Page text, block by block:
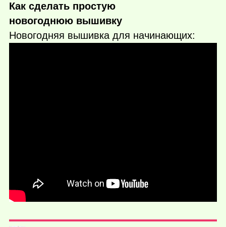
Как сделать простую
новогоднюю вышивку
Новогодняя вышивка для начинающих: